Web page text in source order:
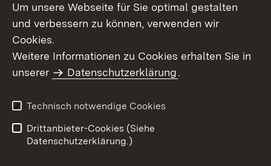
Benutzungshinweise
Erklärung zur
Um unsere Webseite für Sie optimal gestalten
und verbessern zu können, verwenden wir
Cookies.
Weitere Informationen zu Cookies erhalten Sie in
unserer
Datenschutzerklärung.
Technisch notwendige Cookies
Drittanbieter-Cookies (Siehe
Datenschutzerklärung.)